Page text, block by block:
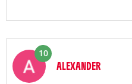
10
ALEXANDER